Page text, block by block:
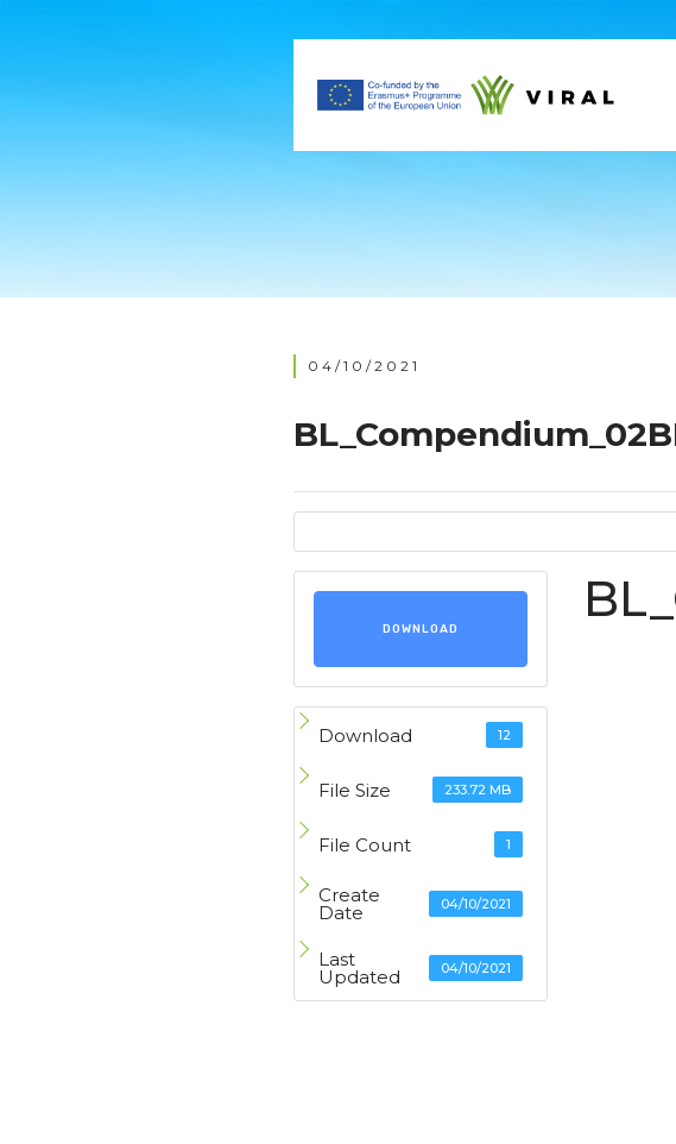
04/10/2021
DOWNLOAD
Download 12
File Size 233.72 MB
File Count 1
Create
Date 04/10/2021
Last
Updated 04/10/2021